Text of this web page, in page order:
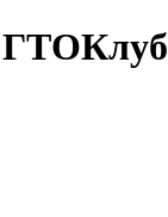
ГТОКлуб